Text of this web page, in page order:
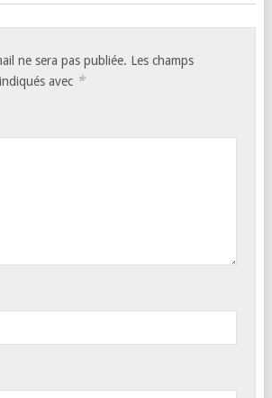
ne sera pas publiée. Les champs
avec *